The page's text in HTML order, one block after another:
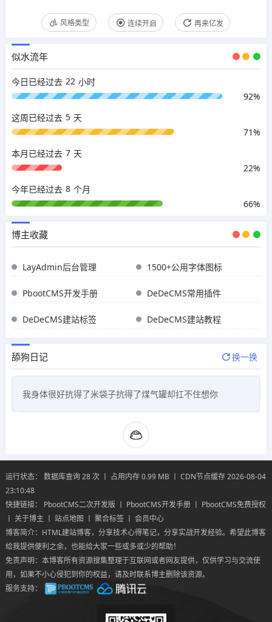
风格类型 连续开启 再来亿发
似水流年
今日已经过去 22 小时
92%
这周已经过去 5 天
71%
本月已经过去 7 天
22%
今年已经过去 8 个月
66%
博主收藏
LayAdmin后台管理 1500+公用字体图标
PbootCMS开发手册 DeDeCMS常用插件
DeDeCMS建站标签 DeDeCMS建站教程
舔狗日记 换一换
我身体很好抗得了米袋子抗得了煤气罐却扛不住想你
运行状态： 数据库查询 28 次 丨 占用内存 0.99 MB 丨 CDN节点缓存 2026-08-04
23:10:48
快捷链接： PbootCMS二次开发版 丨 PbootCMS开发手册丨 PbootCMS免费授权
丨 关于博主 丨 站点地图 丨 聚合标签丨 会员中心
博客简介：HTML建站博客，分享技术心得笔记，分享实战开发经验。希望此博客
给我提供便利之余，也能给大家一些或多或少的帮助！
免责声明：本博客所有资源搜集整理于互联网或者网友提供，仅供学习与交流使
用，如果不小心侵犯到你的权益，请及时联系博主删除该资源。
服务支持：